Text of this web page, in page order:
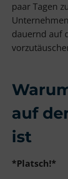
paar Tagen
dauernd auf
auf
ist
*Platsch!*